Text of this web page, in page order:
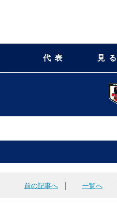
代表 見る
前の記事へ│ 一覧へ